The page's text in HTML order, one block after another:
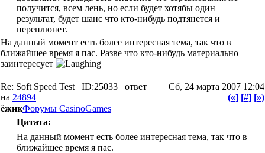
получится, всем лень, но если будет хотябы один
результат, будет шанс что кто-нибудь подтянется и
переплюнет.
На данный момент есть более интересная тема, так что в
ближайшее время я пас. Разве что кто-нибудь материально
заинтересует
Re: Soft Speed Test ID:25033 ответ
на 24894
Сб, 24 марта 2007 12:04
(«] [#] [»)
ёжикФорумы CasinoGames
Цитата:
На данный момент есть более интересная тема, так что в
ближайшее время я пас.